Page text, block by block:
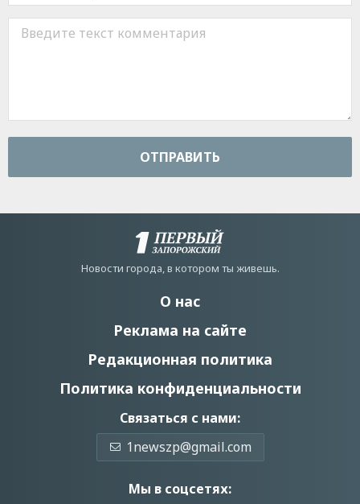
ОТПРАВИТЬ
Новости города, в котором ты живешь.
О нас
Реклама на сайте
Редакционная политика
Политика конфиденциальности
Связаться с нами:
1newszp@gmail.com
Мы в соцсетях: